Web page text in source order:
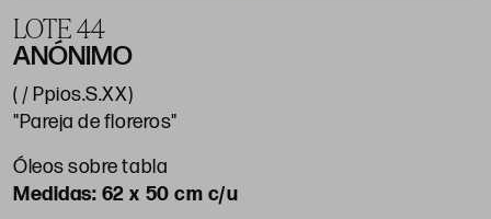
LOTE 44
ANÓNIMO
( / Ppios.S.XX)
"Pareja de floreros"
Óleos sobre tabla
62 x 50 cm c/u